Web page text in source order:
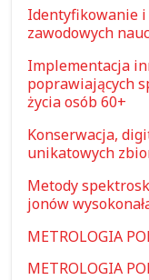
Identyfikowanie
zawodowych
Implementacja
poprawiających
życia osób 60+
Konserwacja,
unikatowych
Metody
jonów
METROLOGIA
METROLOGIA